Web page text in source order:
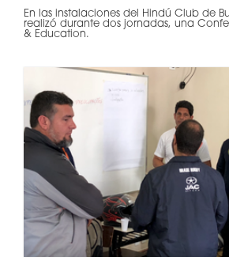
En las instalaciones del Hindú Club de
realizó durante dos jornadas, una
& Education.